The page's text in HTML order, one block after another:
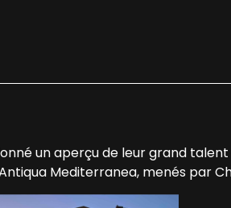
un aperçu de leur grand talent
Mediterranea, menés par